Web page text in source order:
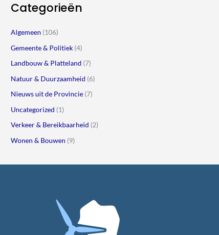
Categorieën
Algemeen (106)
Gemeente & Politiek(4)
Landbouw & Platteland (7)
Natuur & Duurzaamheid (6)
Nieuws uit de Provincie(7)
Uncategorized (1)
Verkeer & Bereikbaarheid (2)
Wonen & Bouwen (9)